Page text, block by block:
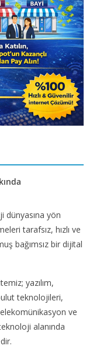
dünyasına yön
tarafsız, hızlı ve
bağımsız bir dijital
yazılım,
teknolojileri,
ve
alanında